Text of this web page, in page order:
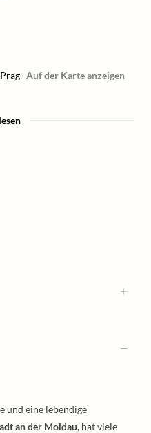
Prag Auf der Karte anzeigen
und eine lebendige
an der Moldau, hat viele